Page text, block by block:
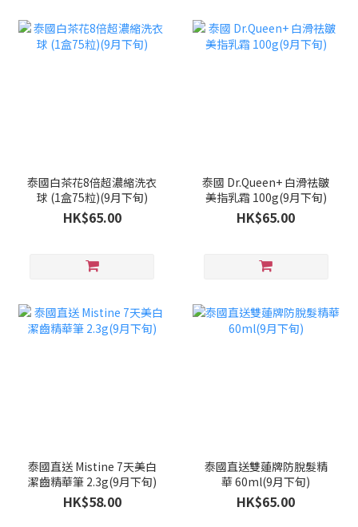
泰國白茶花8倍超濃縮洗衣
球 (1盒75粒)(9月下旬)
HK$65.00
泰國 Dr.Queen+ 白滑祛皺
美指乳霜 100g(9月下旬)
HK$65.00
泰國直送 Mistine 7天美白
潔齒精華筆 2.3g(9月下旬)
HK$58.00
泰國直送雙蓮牌防脫髮精
華 60ml(9月下旬)
HK$65.00